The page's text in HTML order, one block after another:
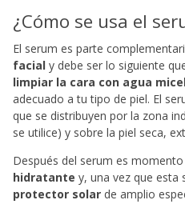
¿Cómo se usa el
El serum es parte
facial y debe ser lo siguiente
limpiar la cara con agua
adecuado a tu tipo de piel. El
que se distribuyen por la zona
se utilice) y sobre la piel seca,
Después del serum es momento
hidratante y, una vez que esta
protector solar de amplio